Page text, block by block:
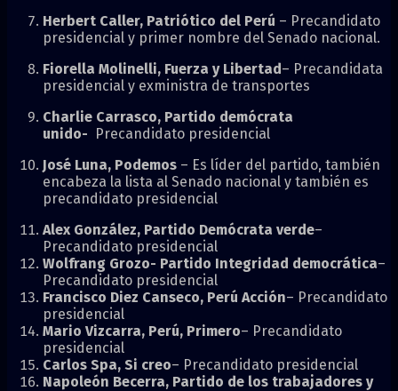
Herbert Caller, Patriótico del Perú – Precandidato
presidencial y primer nombre del Senado nacional.
Fiorella Molinelli, Fuerza y Libertad – Precandidata
presidencial y exministra de transportes
Charlie Carrasco, Partido demócrata
unido-
Precandidato presidencial
José Luna, Podemos – Es líder del partido, también
encabeza la lista al Senado nacional y también es
precandidato presidencial
Alex González, Partido Demócrata verde–
Precandidato presidencial
Wolfrang Grozo- Partido Integridad democrática–
Precandidato presidencial
Francisco Diez Canseco, Perú Acción– Precandidato
presidencial
Mario Vizcarra, Perú, Primero– Precandidato
presidencial
Carlos Spa, Si creo– Precandidato presidencial
Napoleón Becerra, Partido de los trabajadores y